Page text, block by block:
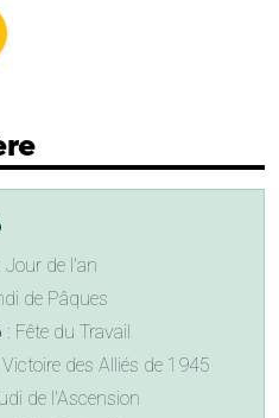
: Jour de l'an
de Pâques
: Fête du Travail
Victoire des Alliés de 1945
de l'Ascension